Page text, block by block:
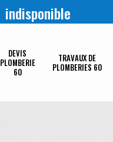
indisponible
DEVIS
PLOMBERIE
60
TRAVAUX DE
PLOMBERIES 60